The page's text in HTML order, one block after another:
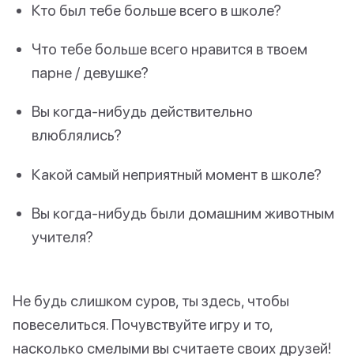
Кто был тебе больше всего в школе?
Что тебе больше всего нравится в твоем
парне / девушке?
Вы когда-нибудь действительно
влюблялись?
Какой самый неприятный момент в школе?
Вы когда-нибудь были домашним животным
учителя?
Не будь слишком суров, ты здесь, чтобы
повеселиться. Почувствуйте игру и то,
насколько смелыми вы считаете своих друзей!